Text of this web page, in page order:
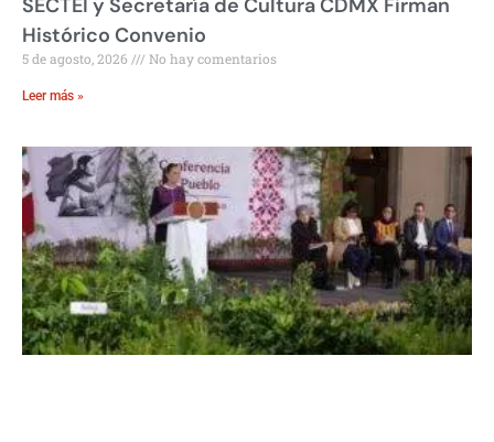
SECTEI y Secretaría de Cultura CDMX Firman
Histórico Convenio
5 de agosto, 2026 No hay comentarios
Leer más »